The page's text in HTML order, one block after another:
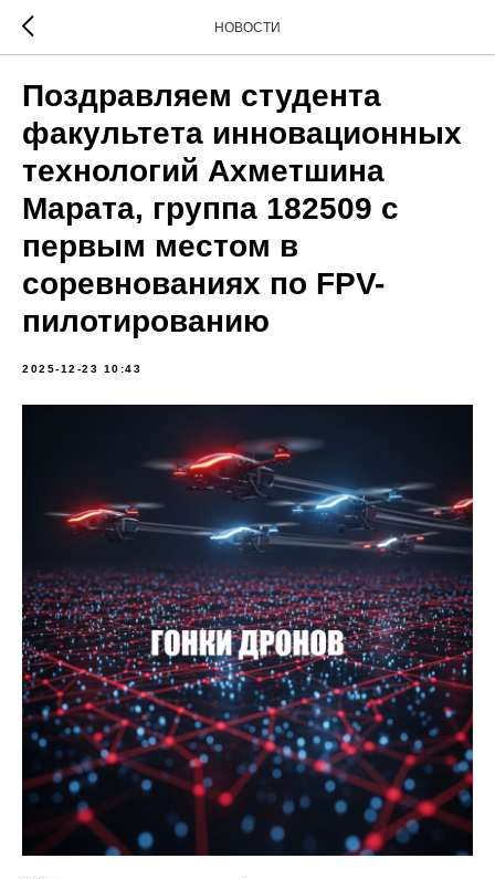
НОВОСТИ
Поздравляем студента
факультета инновационных
технологий Ахметшина
Марата, группа 182509 с
первым местом в
соревнованиях по FPV-
пилотированию
2025-12-23 10:43